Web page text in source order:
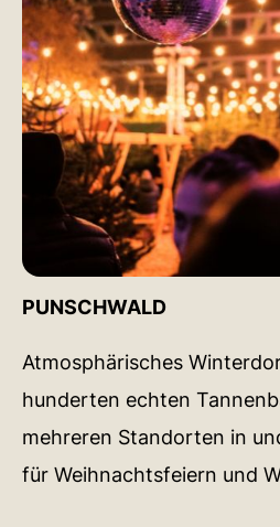
PUNSCHWALD
Atmosphärisches
hunderten echten
mehreren Standorten in
für Weihnachtsfeiern und